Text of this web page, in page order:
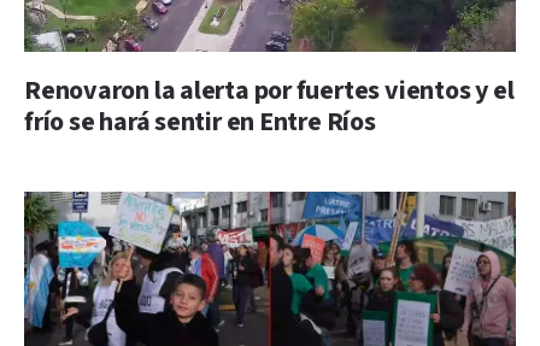
Renovaron la alerta por fuertes vientos y el
frío se hará sentir en Entre Ríos